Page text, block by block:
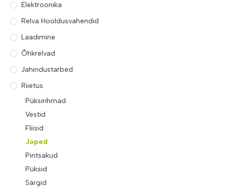
Elektroonika
Relva Hooldusvahendid
Laadimine
Õhkrelvad
Jahindustarbed
Riietus
Püksirihmad
Vestid
Fliisid
Joped
Pintsakud
Püksid
Särgid